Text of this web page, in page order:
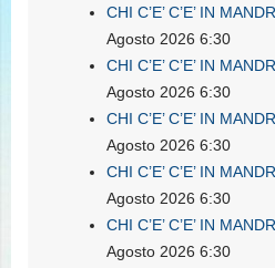
CHI C’E’ C’E’ IN
Agosto 2026 6:30
CHI C’E’ C’E’ IN
Agosto 2026 6:30
CHI C’E’ C’E’ IN
Agosto 2026 6:30
CHI C’E’ C’E’ IN
Agosto 2026 6:30
CHI C’E’ C’E’ IN
Agosto 2026 6:30